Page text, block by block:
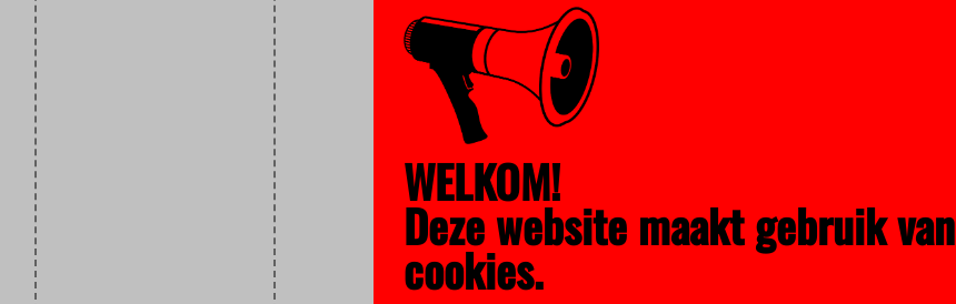
WELKOM!
Deze website maakt gebruik van
cookies.